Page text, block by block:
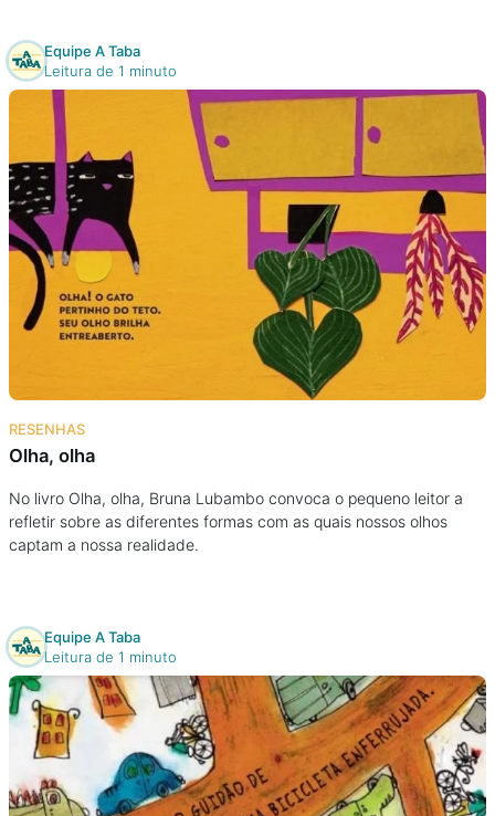
Colecionáveis
Cursos On line
E-Books
Eventos
Podcast
Taba na Escola
Equipe A Taba
Leitura de 1 minuto
RESENHAS
Olha, olha
No livro Olha, olha, Bruna Lubambo convoca o pequeno leitor a
refletir sobre as diferentes formas com as quais nossos olhos
captam a nossa realidade.
Equipe A Taba
Leitura de 1 minuto